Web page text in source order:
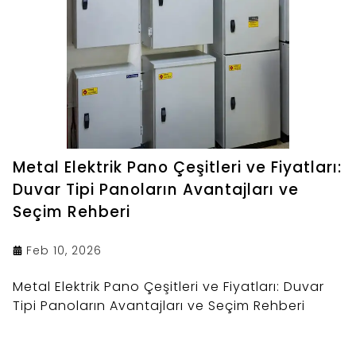
Metal Elektrik Pano Çeşitleri ve Fiyatları:
Duvar Tipi Panoların Avantajları ve
Seçim Rehberi
Feb 10, 2026
Metal Elektrik Pano Çeşitleri ve Fiyatları: Duvar
Tipi Panoların Avantajları ve Seçim Rehberi